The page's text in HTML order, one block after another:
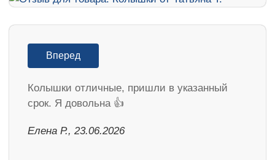
Вперед
Колышки отличные, пришли в указанный
срок. Я довольна 👍
Елена Р., 23.06.2026